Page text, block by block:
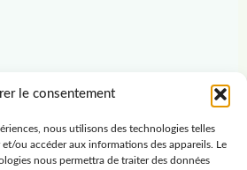
le consentement
nous utilisons des technologies telles
ou accéder aux informations des appareils. Le
nous permettra de traiter des données